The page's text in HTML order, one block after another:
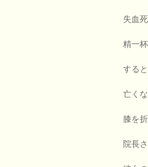
失血
精一
する
亡く
膝を
院長